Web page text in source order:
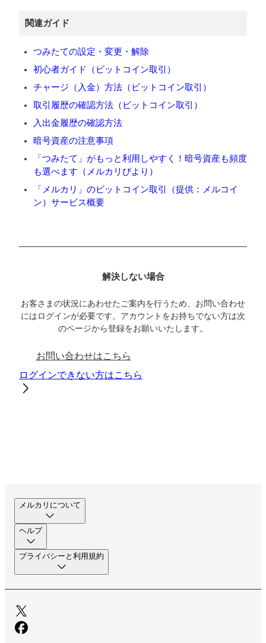
関連ガイド
つみたての設定・変更・解除
初心者ガイド（ビットコイン取引）
チャージ（入金）方法（ビットコイン取引）
取引履歴の確認方法（ビットコイン取引）
入出金履歴の確認方法
暗号資産の注意事項
「つみたて」がもっと利用しやすく！暗号資産も頻度
も選べます（メルカリびより）
「メルカリ」のビットコイン取引（提供：メルコイ
ン）サービス概要
解決しない場合
お客さまの状況にあわせたご案内を行うため、お問い合わせ
にはログインが必要です。アカウントをお持ちでない方は次
のページから登録をお願いいたします。
お問い合わせはこちら
ログインできない方はこちら
メルカリについて
ヘルプ
プライバシーと利用規約